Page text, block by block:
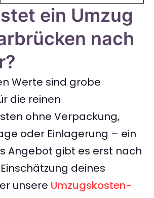
ein Umzug
nach
Werte sind grobe
die reinen
ohne Verpackung,
oder Einlagerung – ein
Angebot gibt es erst nach
deines
unsere Umzugskosten-